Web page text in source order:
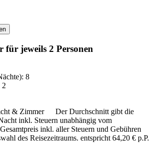
für jeweils 2 Personen
8
2
& Zimmer
Der Durchschnitt gibt die
inkl. Steuern unabhängig vom
inkl. aller Steuern und Gebühren
des Reisezeitraums. entspricht 64,20 € p.P.